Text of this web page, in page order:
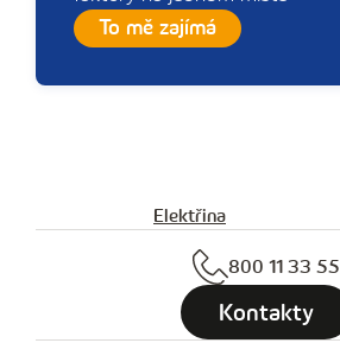
To mě zajímá
Elektřina
800 11 33 55
Kontakty